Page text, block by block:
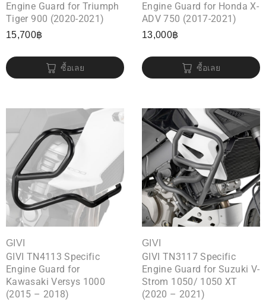
Engine Guard for Triumph
Tiger 900 (2020-2021)
15,700฿
ซื้อเลย
Engine Guard for Honda X-
ADV 750 (2017-2021)
13,000฿
ซื้อเลย
GIVI
GIVI TN4113 Specific
Engine Guard for
Kawasaki Versys 1000
(2015 – 2018)
GIVI
GIVI TN3117 Specific
Engine Guard for Suzuki V-
Strom 1050/ 1050 XT
(2020 – 2021)